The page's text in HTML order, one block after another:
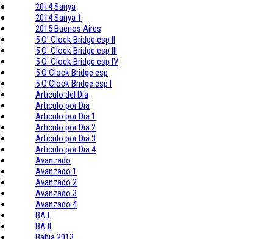
2014 Sanya
2014 Sanya 1
2015 Buenos Aires
5 O' Clock Bridge esp II
5 O' Clock Bridge esp III
5 O' Clock Bridge esp IV
5 O'Clock Bridge esp
5 O'Clock Bridge esp I
Articulo del Día
Articulo por Dia
Articulo por Dia 1
Articulo por Dia 2
Articulo por Dia 3
Articulo por Dia 4
Avanzado
Avanzado 1
Avanzado 2
Avanzado 3
Avanzado 4
BA I
BA II